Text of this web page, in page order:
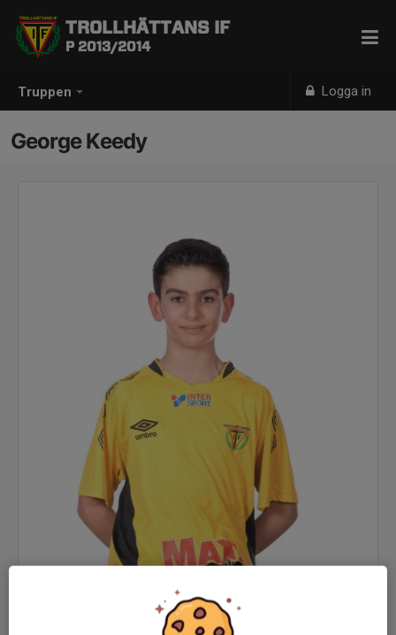
Truppen Logga in
TROLLHÄTTANS IF
P 2013/2014
George Keedy